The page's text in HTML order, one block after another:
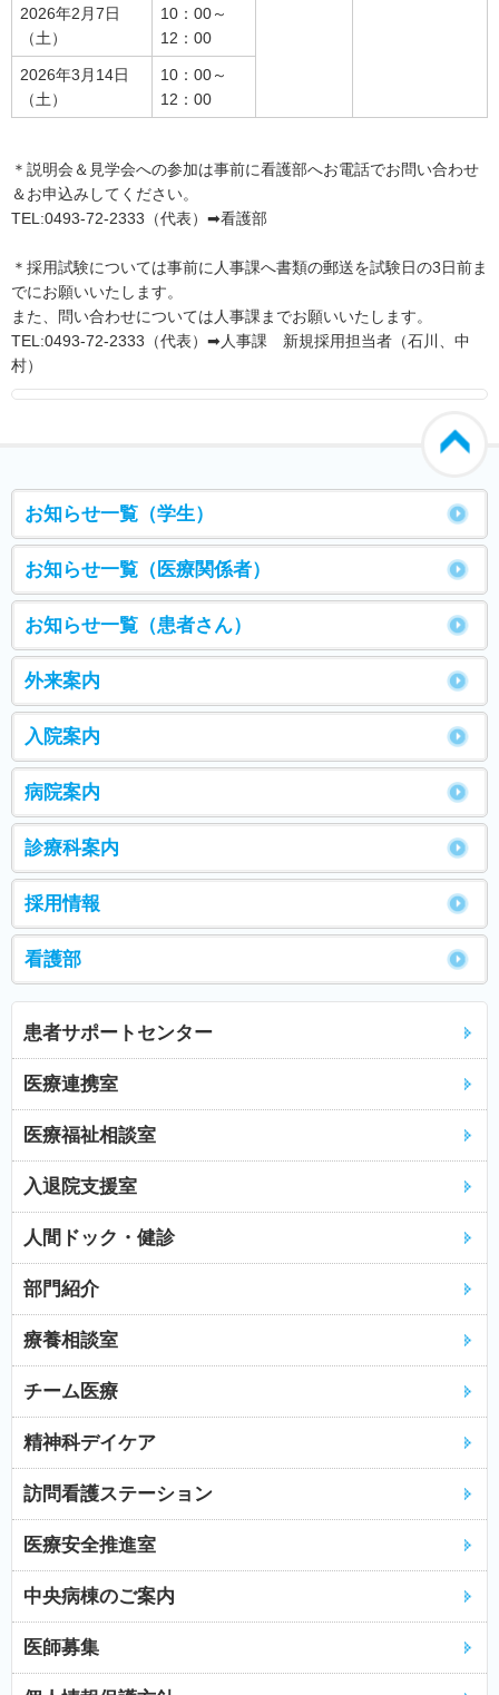
2026年2月7日
（土）
10：00～
12：00
2026年3月14日
（土）
10：00～
12：00
＊説明会＆見学会への参加は事前に看護部へお電話でお問い合わせ
＆お申込みしてください。
TEL:0493-72-2333（代表）➡看護部
＊採用試験については事前に人事課へ書類の郵送を試験日の3日前ま
でにお願いいたします。
また、問い合わせについては人事課までお願いいたします。
TEL:0493-72-2333（代表）➡人事課 新規採用担当者（石川、中
村）
お知らせ一覧（学生）
お知らせ一覧（医療関係者）
お知らせ一覧（患者さん）
外来案内
入院案内
病院案内
診療科案内
採用情報
看護部
患者サポートセンター
医療連携室
医療福祉相談室
入退院支援室
人間ドック・健診
部門紹介
療養相談室
チーム医療
精神科デイケア
訪問看護ステーション
医療安全推進室
中央病棟のご案内
医師募集